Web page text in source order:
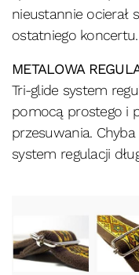
nieustannie ocierał
ostatniego koncertu.
METALOWA
Tri-glide system
pomocą prostego i
przesuwania.
system regulacji